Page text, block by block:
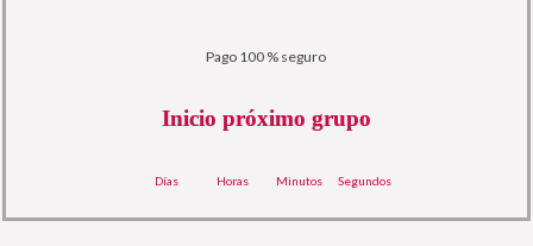
Pago 100 % seguro
Inicio próximo grupo
Días Horas Minutos Segundos